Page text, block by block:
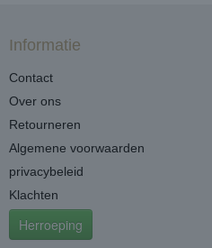
Informatie
Contact
Over ons
Retourneren
Algemene voorwaarden
privacybeleid
Klachten
Herroeping